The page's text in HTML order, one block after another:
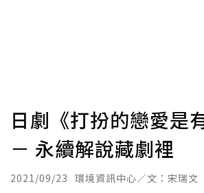
日劇《打扮的戀愛是
－ 永續解說藏劇裡
2021/09/23 環境資訊中心／文：宋瑞文